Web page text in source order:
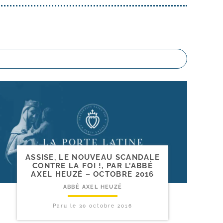
ASSISE, LE NOUVEAU SCANDALE
CONTRE LA FOI !, PAR L’ABBÉ
AXEL HEUZÉ – OCTOBRE 2016
ABBÉ AXEL HEUZÉ
Paru le 30 octobre 2016